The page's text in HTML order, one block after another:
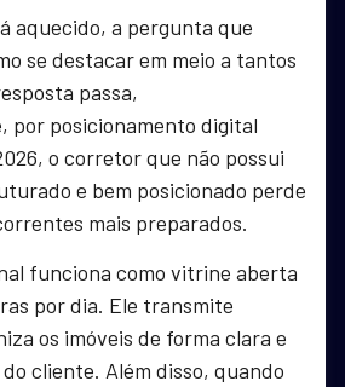
aquecido, a pergunta que
se destacar em meio a tantos
passa,
por posicionamento digital
o corretor que não possui
e bem posicionado perde
mais preparados.
funciona como vitrine aberta
por dia. Ele transmite
os imóveis de forma clara e
cliente. Além disso, quando